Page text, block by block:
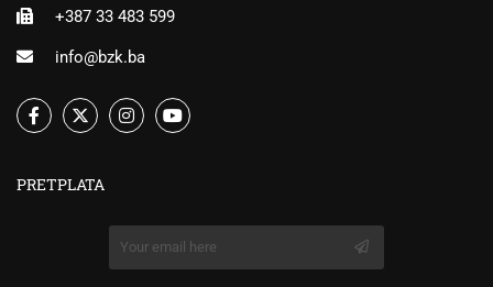
+387 33 483 599
info@bzk.ba
PRETPLATA